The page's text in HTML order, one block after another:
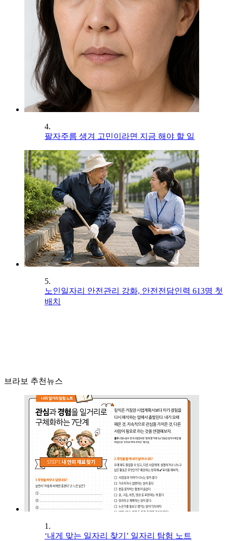
4.
팔자주름 생겨 고민이라면 지금 해야 할 일
5.
노인일자리 안전관리 강화, 안전전담인력 613명 첫
배치
브라보 추천뉴스
1.
‘내게 맞는 일자리 찾기’ 일자리 탐험 노트